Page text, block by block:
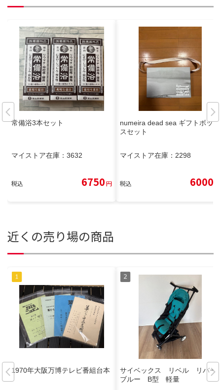
常備浴3本セット
マイストア在庫： 3632
税込 6750円
numeira dead sea ギフトボック
スセット
マイストア在庫： 2298
税込 6000
近くの売り場の商品
1970年大阪万博テレビ番組台本
サイベックス リベル リバー
ブルー B型 軽量